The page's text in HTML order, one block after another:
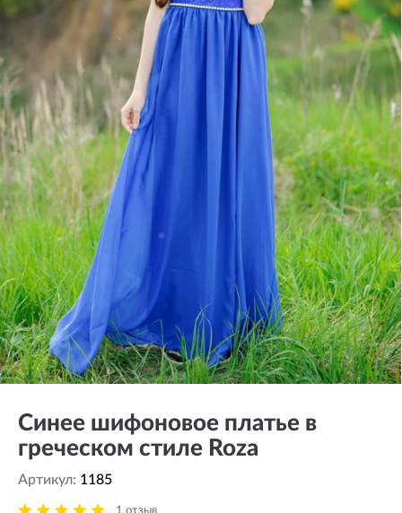
Синее шифоновое платье в
греческом стиле Roza
Артикул: 1185